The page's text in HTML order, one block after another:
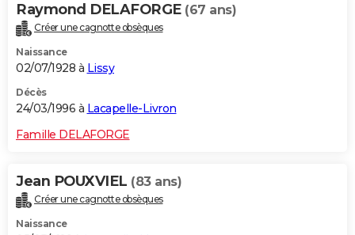
Raymond DELAFORGE (67 ans)
Créer une cagnotte obsèques
Naissance
02/07/1928 à Lissy
Décès
24/03/1996 à Lacapelle-Livron
Famille DELAFORGE
Jean POUXVIEL (83 ans)
Créer une cagnotte obsèques
Naissance